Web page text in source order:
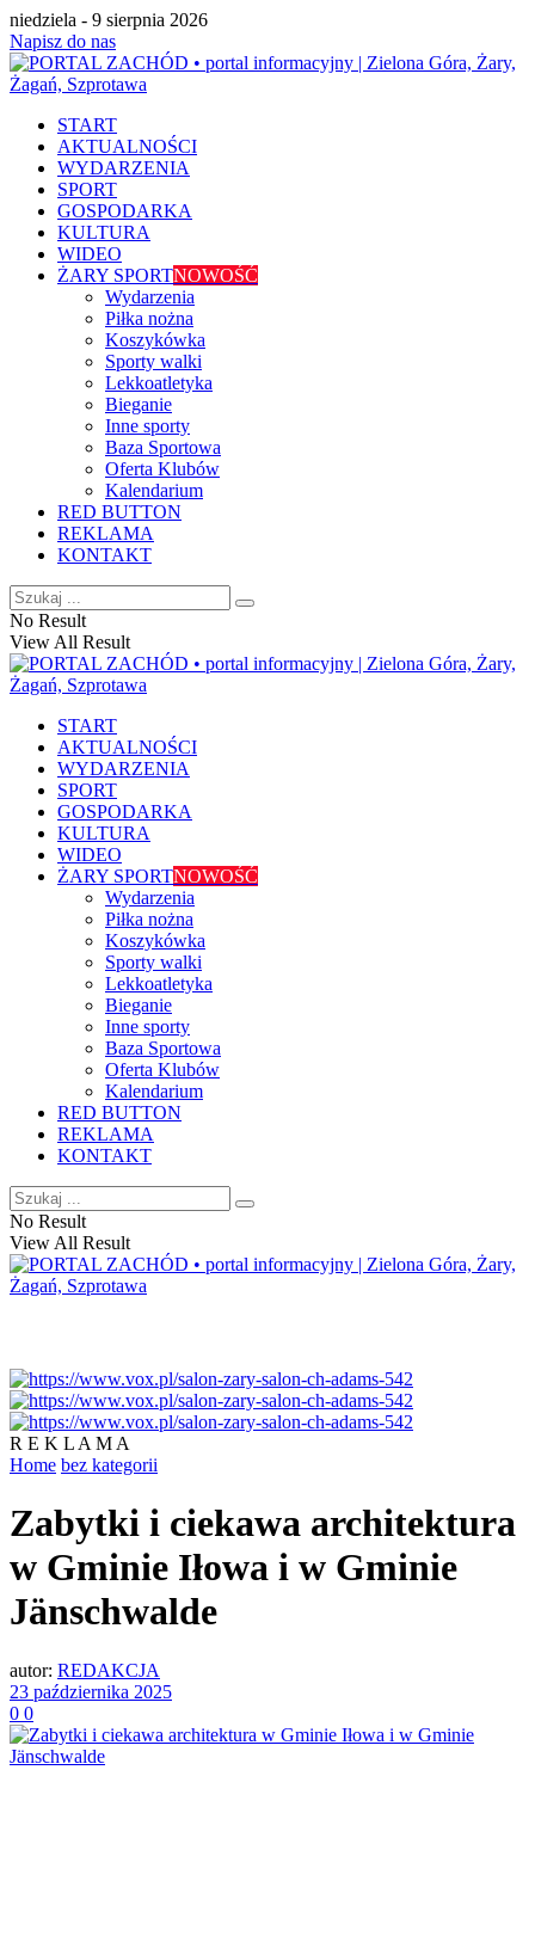
niedziela - 9 sierpnia 2026
Napisz do nas
START
AKTUALNOŚCI
WYDARZENIA
SPORT
GOSPODARKA
KULTURA
WIDEO
ŻARY SPORTNOWOŚĆ
Wydarzenia
Piłka nożna
Koszykówka
Sporty walki
Lekkoatletyka
Bieganie
Inne sporty
Baza Sportowa
Oferta Klubów
Kalendarium
RED BUTTON
REKLAMA
KONTAKT
No Result
View All Result
START
AKTUALNOŚCI
WYDARZENIA
SPORT
GOSPODARKA
KULTURA
WIDEO
ŻARY SPORTNOWOŚĆ
Wydarzenia
Piłka nożna
Koszykówka
Sporty walki
Lekkoatletyka
Bieganie
Inne sporty
Baza Sportowa
Oferta Klubów
Kalendarium
RED BUTTON
REKLAMA
KONTAKT
No Result
View All Result
R E K L A M A
Home bez kategorii
Zabytki i ciekawa architektura
w Gminie Iłowa i w Gminie
Jänschwalde
autor: REDAKCJA
23 października 2025
0 0